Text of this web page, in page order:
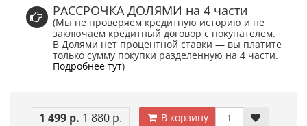
РАССРОЧКА ДОЛЯМИ на 4 части
(Мы не проверяем кредитную историю и не
заключаем кредитный договор с покупателем.
В Долями нет процентной ставки — вы платите
только сумму покупки разделенную на 4 части.
Подробнее тут)
1 499 р. 1 880 р. В корзину